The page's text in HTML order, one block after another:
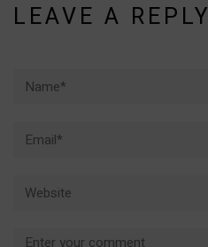
LEAVE A REPLY
Comment